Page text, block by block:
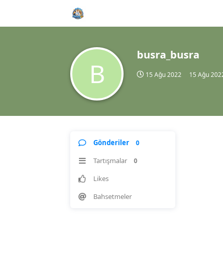
B
busra_busra
15 Ağu 2022 15 Ağu
Gönderiler 0
Tartışmalar 0
Likes
Bahsetmeler